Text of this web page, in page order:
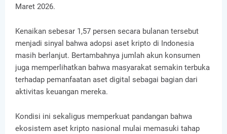
Maret 2026.
Kenaikan sebesar 1,57 persen secara bulanan tersebut
menjadi sinyal bahwa adopsi aset kripto di Indonesia
masih berlanjut. Bertambahnya jumlah akun konsumen
juga memperlihatkan bahwa masyarakat semakin terbuka
terhadap pemanfaatan aset digital sebagai bagian dari
aktivitas keuangan mereka.
Kondisi ini sekaligus memperkuat pandangan bahwa
ekosistem aset kripto nasional mulai memasuki tahap